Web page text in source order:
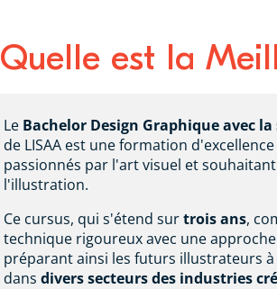
Quelle est la
Le Bachelor Design Graphique avec
de LISAA est une formation
passionnés par l'art visuel et
l'illustration.
Ce cursus, qui s'étend surtrois ans,
technique rigoureux avec une
préparant ainsi les futurs illustrateurs
dans divers secteurs des industries